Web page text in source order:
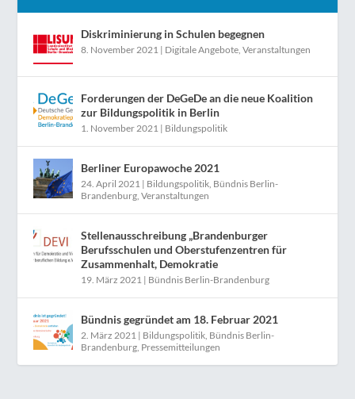
Diskriminierung in Schulen begegnen
8. November 2021 | Digitale Angebote ,Veranstaltungen
Forderungen der DeGeDe an die neue Koalition
zur Bildungspolitik in Berlin
1. November 2021 | Bildungspolitik
Berliner Europawoche 2021
24. April 2021 | Bildungspolitik Bündnis Berlin-
Brandenburg ,Veranstaltungen
Stellenausschreibung „Brandenburger
Berufsschulen und Oberstufenzentren für
Zusammenhalt, Demokratie
19. März 2021 | Bündnis Berlin-Brandenburg
Bündnis gegründet am 18. Februar 2021
2. März 2021 | Bildungspolitik Bündnis Berlin-
Brandenburg Pressemitteilungen